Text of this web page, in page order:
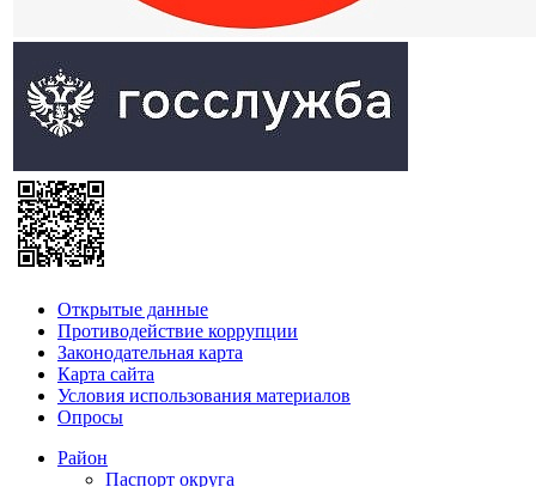
Открытые данные
Противодействие коррупции
Законодательная карта
Карта сайта
Условия использования материалов
Опросы
Район
Паспорт округа